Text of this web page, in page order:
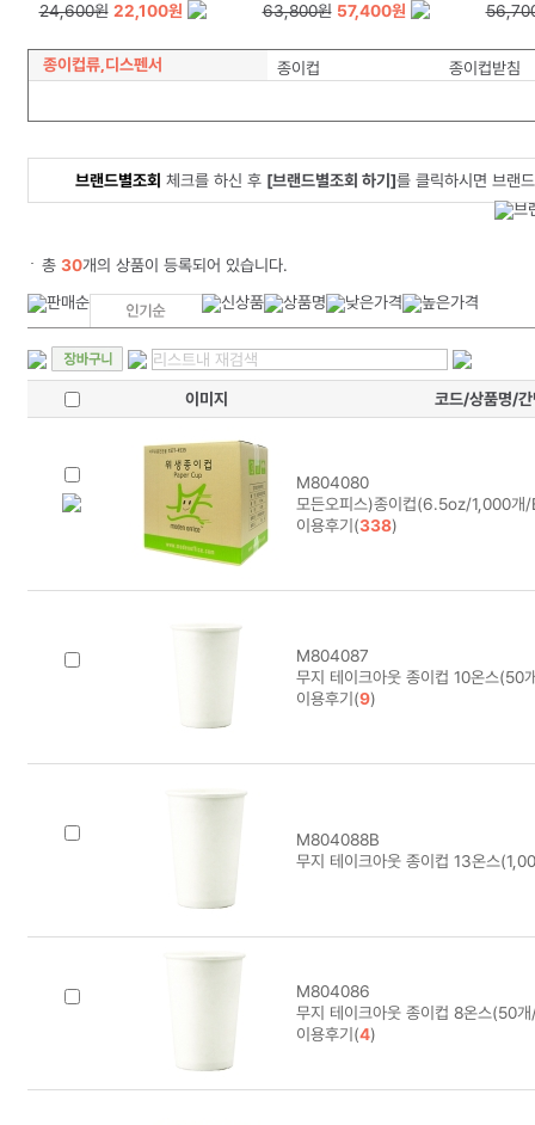
24,600원 22,100원
63,800원 57,400원
종이컵류,디스펜서 종이컵 종이컵받침
브랜드별조회 체크를 하신 후 [브랜드별조회 하기]를 클릭하시면 브랜
총 30개의 상품이 등록되어 있습니다.
이미지 코드/상품명/간
M804080
모든오피스)종이컵(6.5oz/1,000
이용후기(338)
M804087
무지 테이크아웃 종이컵 10온스(50
이용후기(9)
M804088B
무지 테이크아웃 종이컵 13온스
M804086
무지 테이크아웃 종이컵 8온스(50
이용후기(4)